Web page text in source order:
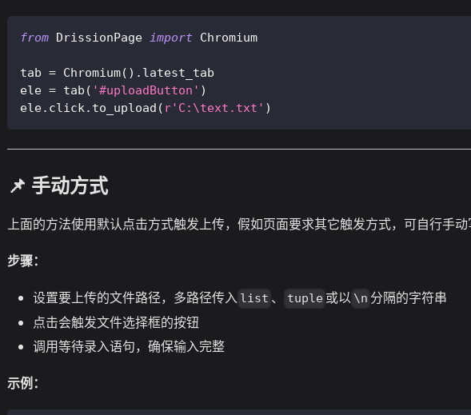
from DrissionPage import Chromium
tab = Chromium( ) . latest_tab
ele = tab ( '#uploadButton' )
ele. click. to_upload ( r'C:\text.txt' )
📌 手动方式
上面的方法使用默认点击方式触发上传，假如页面要求其它触发方式，可自行手
步骤：
设置要上传的文件路径，多路径传入 list 、 tuple 或以 \n 分隔的字符串
点击会触发文件选择框的按钮
调用等待录入语句，确保输入完整
示例：